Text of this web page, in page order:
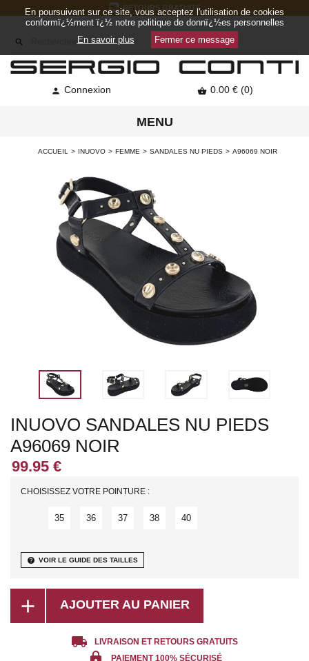
RETOURS GRATUITS

 Connexion  0.00 € (0)
MENU
ACCUEIL INUOVO FEMME SANDALES NU PIEDS A96069 NOIR
INUOVO SANDALES NU PIEDS
A96069 NOIR
CHOISISSEZ VOTRE POINTURE :
35 36 37 38 40
help VOIR LE GUIDE DES TAILLES
add AJOUTER AU PANIER
local_shipping LIVRAISON ET RETOURS GRATUITS
PAIEMENT 100% SÉCURISÉ
En poursuivant sur ce site, vous acceptez l'utilisation de cookies
conformï¿½ment ï¿½ notre politique de donnï¿½es personnelles
En savoir plus
Fermer ce message